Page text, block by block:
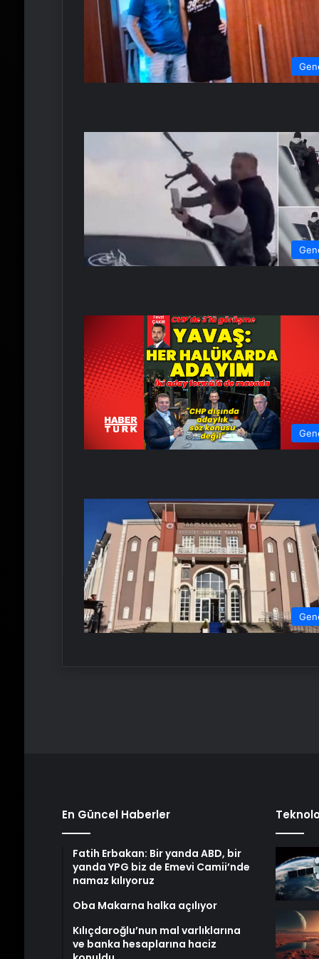
En Güncel Haberler
Fatih Erbakan: Bir yanda ABD, bir
yanda YPG biz de Emevi Camii’nde
namaz kılıyoruz
Oba Makarna halka açılıyor
Kılıçdaroğlu’nun mal varlıklarına
ve banka hesaplarına haciz